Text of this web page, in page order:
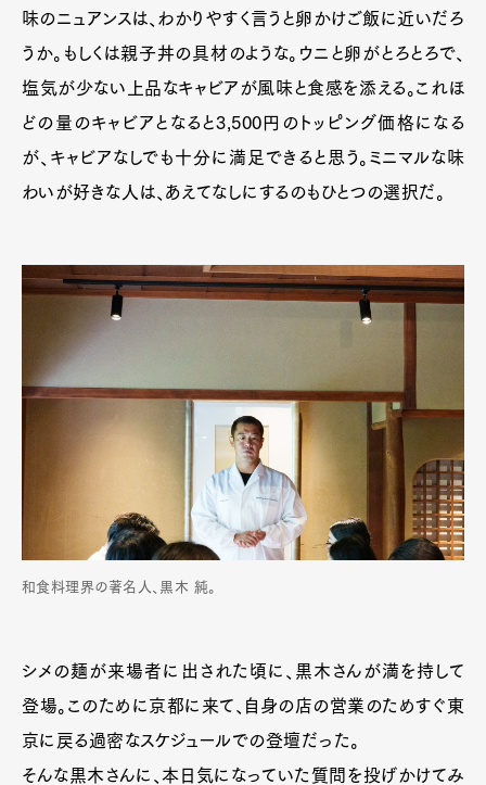
味のニュアンスは、わかりやすく言うと卵かけご飯に近いだろ
うか。もしくは親子丼の具材のような。ウニと卵がとろとろで、
塩気が少ない上品なキャビアが風味と食感を添える。これほ
どの量のキャビアとなると3,500円のトッピング価格になる
が、キャビアなしでも十分に満足できると思う。ミニマルな味
わいが好きな人は、あえてなしにするのもひとつの選択だ。
和食料理界の著名人、黒木 純。
シメの麺が来場者に出された頃に、黒木さんが満を持して
登場。このために京都に来て、自身の店の営業のためすぐ東
京に戻る過密なスケジュールでの登壇だった。
そんな黒木さんに、本日気になっていた質問を投げかけてみ